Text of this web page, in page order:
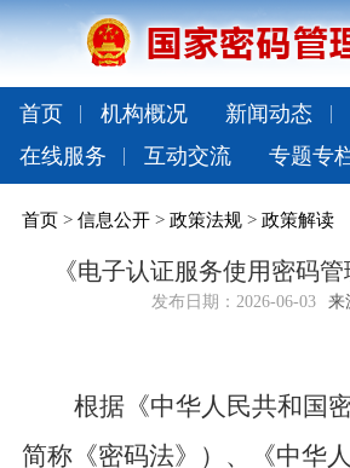
首页 机构概况 新闻动态
在线服务
互动交流 专题专
首页> 信息公开> 政策法规> 政策解读
《电子认证服务使用密码
发布日期： 2026-06-03 来
根据《中华人民共和国
简称《密码法》）、《中华